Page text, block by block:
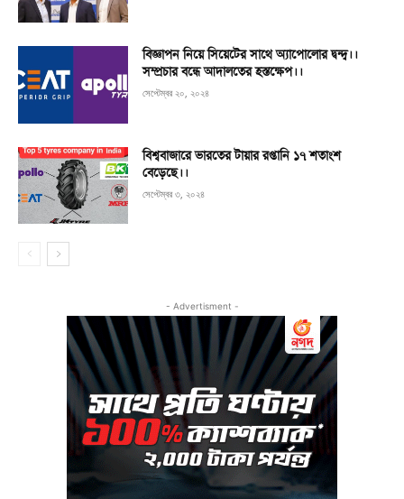
বিজ্ঞাপন নিয়ে সিয়েটের সাথে অ্যাপোলোর দ্বন্দ্ব।।
সম্প্রচার বন্ধে আদালতের হস্তক্ষেপ।।
সেপ্টেম্বর ২০, ২০২৪
বিশ্ববাজারে ভারতের টায়ার রপ্তানি ১৭ শতাংশ
বেড়েছে।।
সেপ্টেম্বর ৩, ২০২৪
- Advertisment -